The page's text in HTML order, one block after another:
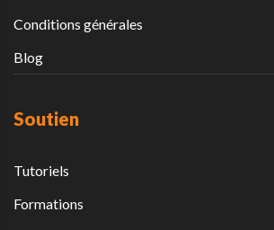
Conditions générales
Blog
Soutien
Tutoriels
Formations